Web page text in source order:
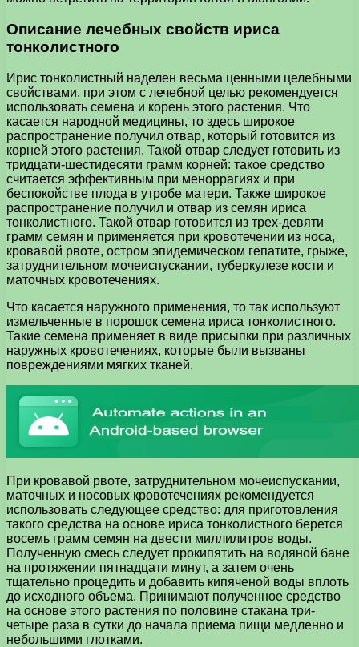
Описание лечебных свойств ириса
тонколистного
Ирис тонколистный наделен весьма ценными целебными
свойствами, при этом с лечебной целью рекомендуется
использовать семена и корень этого растения. Что
касается народной медицины, то здесь широкое
распространение получил отвар, который готовится из
корней этого растения. Такой отвар следует готовить из
тридцати-шестидесяти грамм корней: такое средство
считается эффективным при меноррагиях и при
беспокойстве плода в утробе матери. Также широкое
распространение получил и отвар из семян ириса
тонколистного. Такой отвар готовится из трех-девяти
грамм семян и применяется при кровотечении из носа,
кровавой рвоте, остром эпидемическом гепатите, грыже,
затруднительном мочеиспускании, туберкулезе кости и
маточных кровотечениях.
Что касается наружного применения, то так используют
измельченные в порошок семена ириса тонколистного.
Такие семена применяет в виде присыпки при различных
наружных кровотечениях, которые были вызваны
повреждениями мягких тканей.
При кровавой рвоте, затруднительном мочеиспускании,
маточных и носовых кровотечениях рекомендуется
использовать следующее средство: для приготовления
такого средства на основе ириса тонколистного берется
восемь грамм семян на двести миллилитров воды.
Полученную смесь следует прокипятить на водяной бане
на протяжении пятнадцати минут, а затем очень
тщательно процедить и добавить кипяченой воды вплоть
до исходного объема. Принимают полученное средство
на основе этого растения по половине стакана три-
четыре раза в сутки до начала приема пищи медленно и
небольшими глотками.